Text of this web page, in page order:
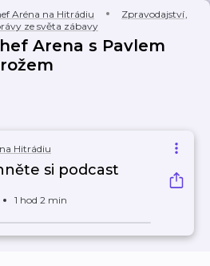
Aréna na Hitrádiu Zpravodajství,
ze světa zábavy
Arena s Pavlem
Hitrádiu
si podcast
1 hod 2 min